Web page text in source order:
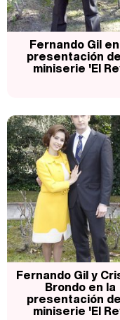
Fernando Gil
presentación
miniserie 'El
Fernando Gil y
Brondo en la
presentación
miniserie 'El